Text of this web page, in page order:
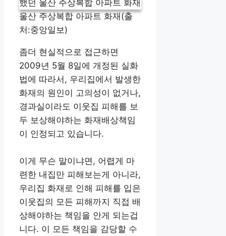
울산 주상복합 아파트 화재(출
처:중앙일보)
좀더 현실적으로 접근하면
2009년 5월 8일에 개정된 실화
법에 따라서, 우리집에서 발생한
화재의 원인이 고의성이 없거나,
경과실이라도 이웃집 피해를 보
두 보상해야하는 화재배상책임
이 인정되고 있습니다.
이게 무슨 말이냐면, 어렵게 마
련한 내집만 피해보는게 아니라,
우리집 화재로 인해 피해를 입은
이웃집의 모든 피해까지 직접 배
상해야하는 책임을 안게 되는겁
니다. 이 모든 책임을 감당할 수